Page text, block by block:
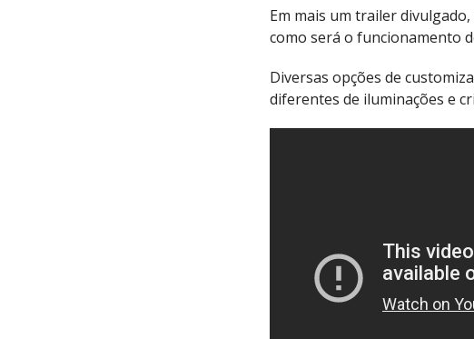
Em mais um trailer
como será o funcionamento
Diversas opções de
diferentes de iluminações e